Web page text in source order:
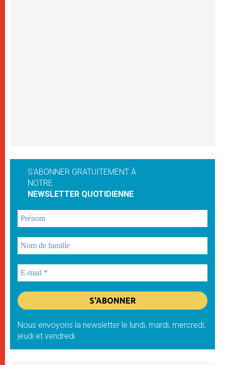
S'ABONNER GRATUITEMENT À
NOTRE
NEWSLETTER QUOTIDIENNE
Nous envoyons la newsletter le lundi, mardi, mercredi,
jeudi et vendredi